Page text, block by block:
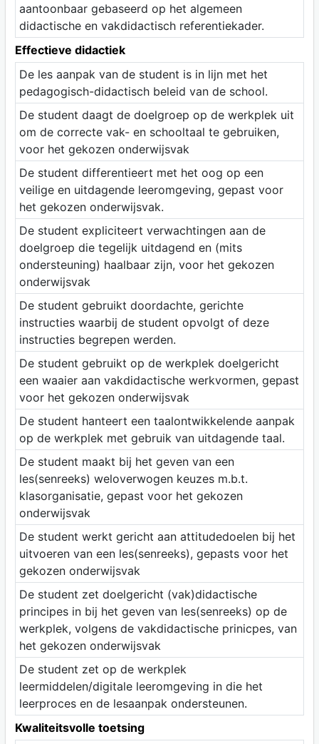
aantoonbaar gebaseerd op het algemeen
didactische en vakdidactisch referentiekader.
Effectieve didactiek
De les aanpak van de student is in lijn met het
pedagogisch-didactisch beleid van de school.
De student daagt de doelgroep op de werkplek uit
om de correcte vak- en schooltaal te gebruiken,
voor het gekozen onderwijsvak
De student differentieert met het oog op een
veilige en uitdagende leeromgeving, gepast voor
het gekozen onderwijsvak.
De student expliciteert verwachtingen aan de
doelgroep die tegelijk uitdagend en (mits
ondersteuning) haalbaar zijn, voor het gekozen
onderwijsvak
De student gebruikt doordachte, gerichte
instructies waarbij de student opvolgt of deze
instructies begrepen werden.
De student gebruikt op de werkplek doelgericht
een waaier aan vakdidactische werkvormen, gepast
voor het gekozen onderwijsvak
De student hanteert een taalontwikkelende aanpak
op de werkplek met gebruik van uitdagende taal.
De student maakt bij het geven van een
les(senreeks) weloverwogen keuzes m.b.t.
klasorganisatie, gepast voor het gekozen
onderwijsvak
De student werkt gericht aan attitudedoelen bij het
uitvoeren van een les(senreeks), gepasts voor het
gekozen onderwijsvak
De student zet doelgericht (vak)didactische
principes in bij het geven van les(senreeks) op de
werkplek, volgens de vakdidactische prinicpes, van
het gekozen onderwijsvak
De student zet op de werkplek
leermiddelen/digitale leeromgeving in die het
leerproces en de lesaanpak ondersteunen.
Kwaliteitsvolle toetsing